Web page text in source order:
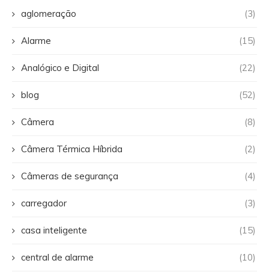
aglomeração (3)
Alarme (15)
Analógico e Digital (22)
blog (52)
Câmera (8)
Câmera Térmica Híbrida (2)
Câmeras de segurança (4)
carregador (3)
casa inteligente (15)
central de alarme (10)